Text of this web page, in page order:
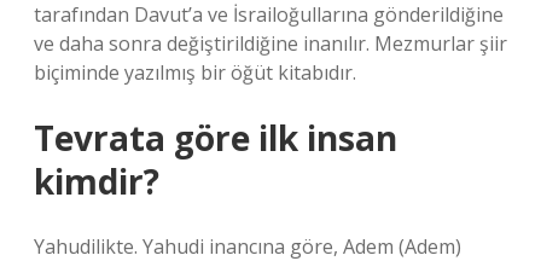
tarafından Davut’a ve İsrailoğullarına gönderildiğine
ve daha sonra değiştirildiğine inanılır. Mezmurlar şiir
biçiminde yazılmış bir öğüt kitabıdır.
Tevrata göre ilk insan
kimdir?
Yahudilikte. Yahudi inancına göre, Adem (Adem)